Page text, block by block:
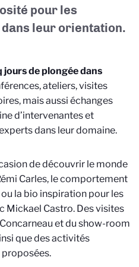
pour les
leur orientation.
de plongée dans
ateliers, visites
mais aussi échanges
d’intervenantes et
dans leur domaine.
de découvrir le monde
Carles, le comportement
la bio inspiration pour les
Mickael Castro. Des visites
et du show-room
que des activités
proposées.